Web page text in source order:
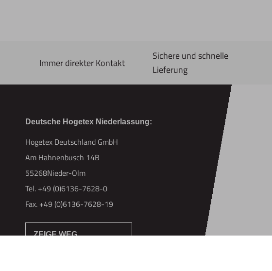
Immer direkter Kontakt
Sichere und schnelle
Lieferung
Deutsche Hogetex Niederlassung:
Hogetex Deutschland GmbH
Am Hahnenbusch 14B
55268Nieder-Olm
Tel. +49 (0)6136-7628-0
Fax. +49 (0)6136-7628-19
ZEIGE WEG